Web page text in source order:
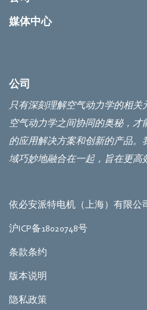
媒体中心
公司
只有深刻理解空气动力学的相
空气动力学之间协同的奥秘，
的应用解决方案和创新的产品。
域巧妙地融合在一起，旨在更高
依必安派特电机（上海）有限公
沪ICP备18020748号
条款条约
版本说明
隐私政策